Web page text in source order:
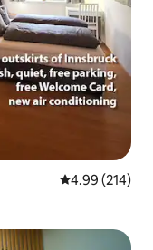
從 214 則評價
4.99 (214)